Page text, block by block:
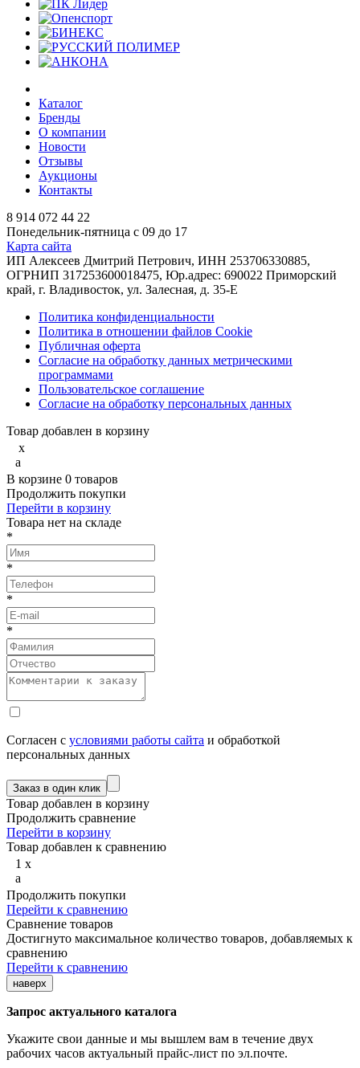
Каталог
Бренды
О компании
Новости
Отзывы
Аукционы
Контакты
8 914 072 44 22
Понедельник-пятница с 09 до 17
Карта сайта
ИП Алексеев Дмитрий Петрович, ИНН 253706330885,
ОГРНИП 317253600018475, Юр.адрес: 690022 Приморский
край, г. Владивосток, ул. Залесная, д. 35-Е
Политика конфиденциальности
Политика в отношении файлов Cookie
Публичная оферта
Согласие на обработку данных метрическими
программами
Пользовательское соглашение
Согласие на обработку персональных данных
Товар добавлен в корзину
x
a
В корзине 0 товаров
Продолжить покупки
Перейти в корзину
Товарa нет на складе
*
*
*
*
Согласен с условиями работы сайта и обработкой
персональных данных
Товар добавлен в корзину
Продолжить сравнение
Перейти в корзину
Товар добавлен к сравнению
1 x
a
Продолжить покупки
Перейти к сравнению
Сравнение товаров
Достигнуто максимальное количество товаров, добавляемых к
сравнению
Перейти к сравнению
наверх
Запрос актуального каталога
Укажите свои данные и мы вышлем вам в течение двух
рабочих часов актуальный прайс-лист по эл.почте.